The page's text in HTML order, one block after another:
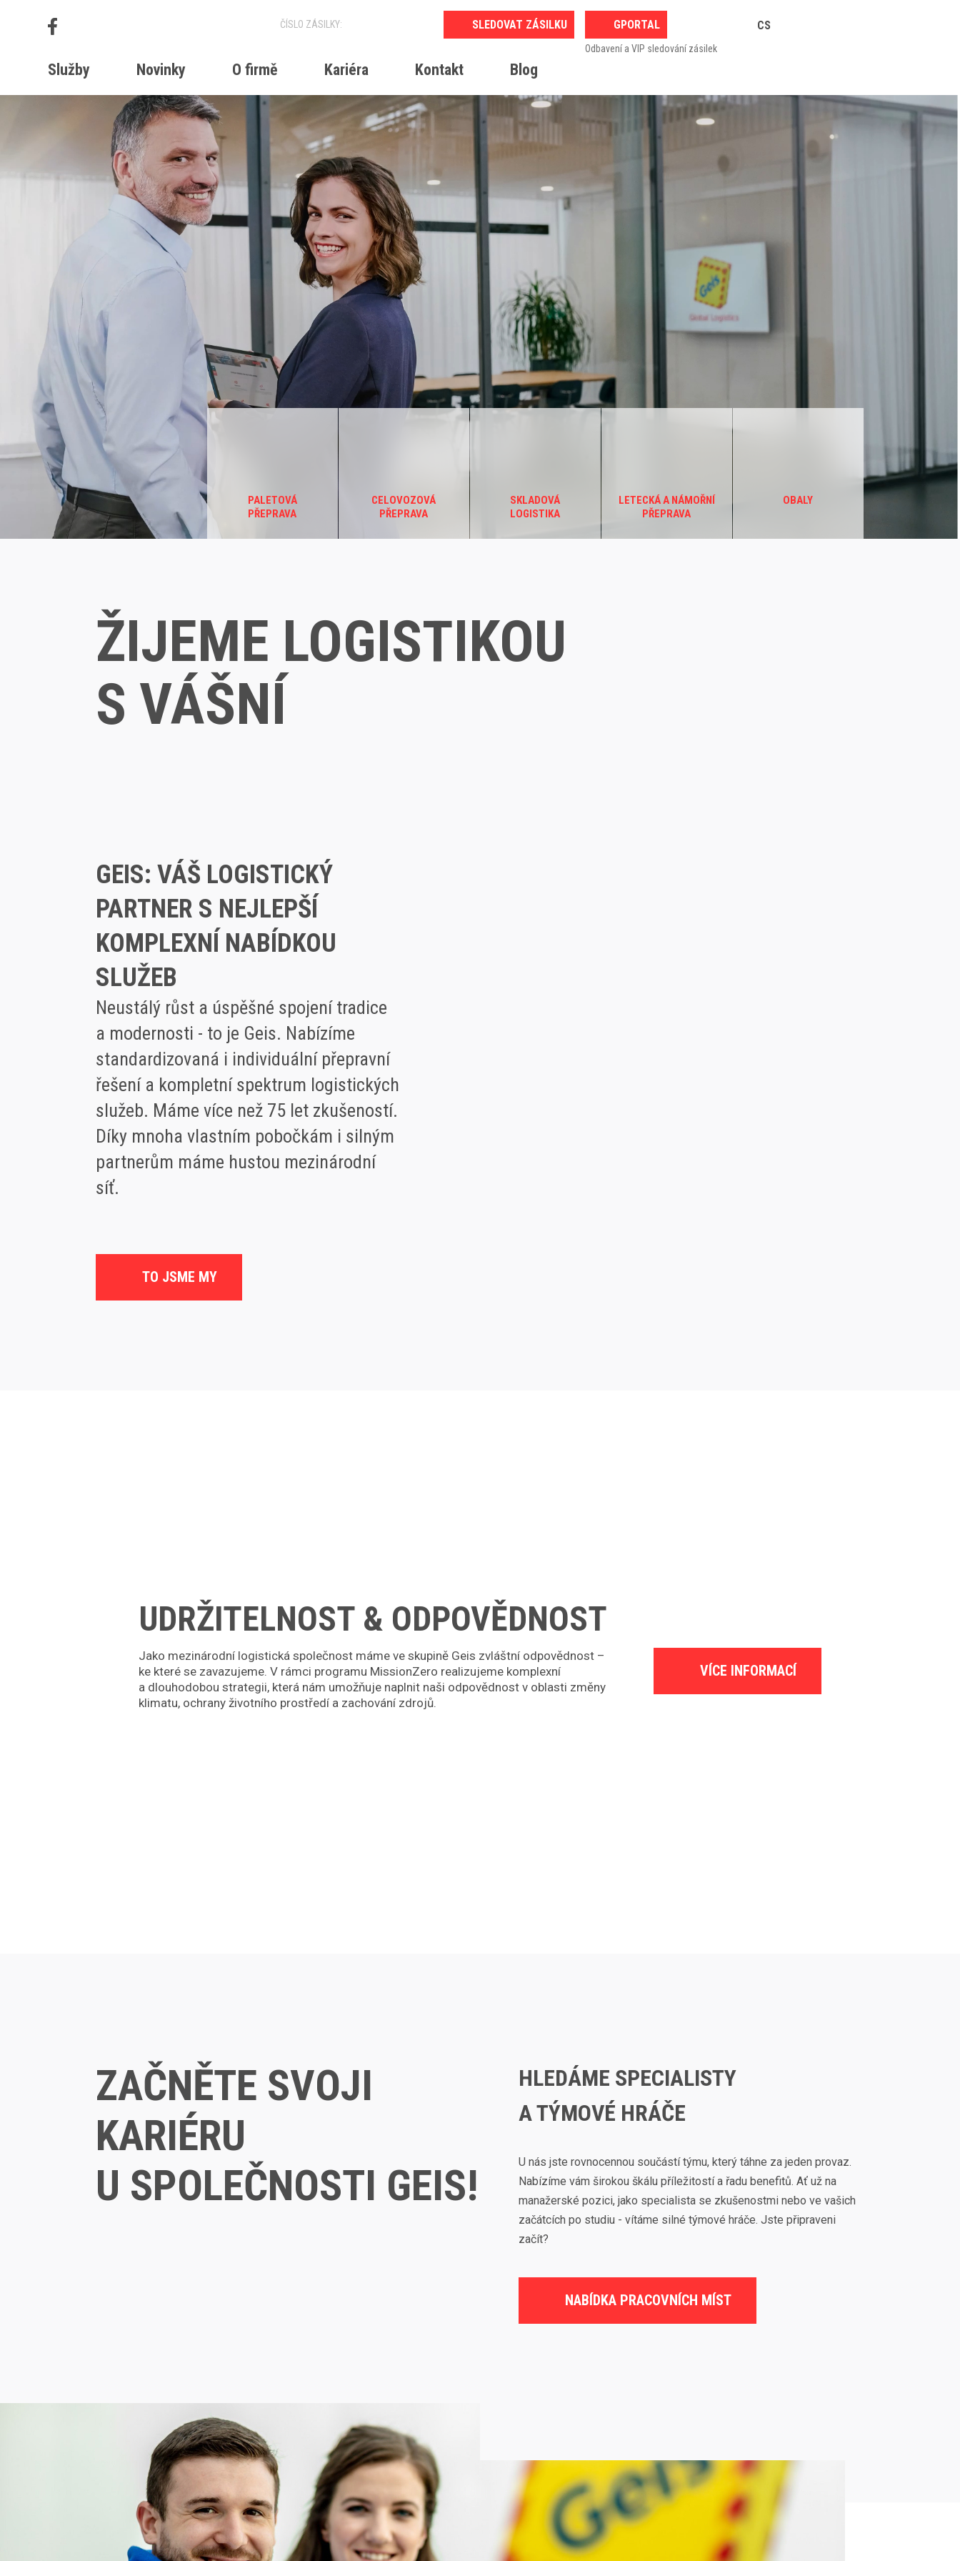
Služby Novinky O firmě Kariéra Kontakt Blog
GPORTAL
Odbavení a VIP sledování zásilek
CS
PALETOVÁ
PŘEPRAVA
CELOVOZOVÁ
PŘEPRAVA
SKLADOVÁ
LOGISTIKA
LETECKÁ A NÁMOŘNÍ
PŘEPRAVA
OBALY
ŽIJEME LOGISTIKOU
S VÁŠNÍ
GEIS: VÁŠ LOGISTICKÝ
PARTNER S NEJLEPŠÍ
KOMPLEXNÍ NABÍDKOU
SLUŽEB
Neustálý růst a úspěšné spojení tradice
a modernosti - to je Geis. Nabízíme
standardizovaná i individuální přepravní
řešení a kompletní spektrum logistických
služeb. Máme více než 75 let zkušeností.
Díky mnoha vlastním pobočkám i silným
partnerům máme hustou mezinárodní
síť.
TO JSME MY
UDRŽITELNOST & ODPOVĚDNOST
Jako mezinárodní logistická společnost máme ve skupině Geis zvláštní odpovědnost –
ke které se zavazujeme. V rámci programu MissionZero realizujeme komplexní
a dlouhodobou strategii, která nám umožňuje naplnit naši odpovědnost v oblasti změny
klimatu, ochrany životního prostředí a zachování zdrojů.
VÍCE INFORMACÍ
ZAČNĚTE SVOJI
KARIÉRU
U SPOLEČNOSTI GEIS!
HLEDÁME SPECIALISTY
A TÝMOVÉ HRÁČE
U nás jste rovnocennou součástí týmu, který táhne za jeden provaz.
Nabízíme vám širokou škálu příležitostí a řadu benefitů. Ať už na
manažerské pozici, jako specialista se zkušenostmi nebo ve vašich
začátcích po studiu - vítáme silné týmové hráče. Jste připraveni
začít?
NABÍDKA PRACOVNÍCH MÍST